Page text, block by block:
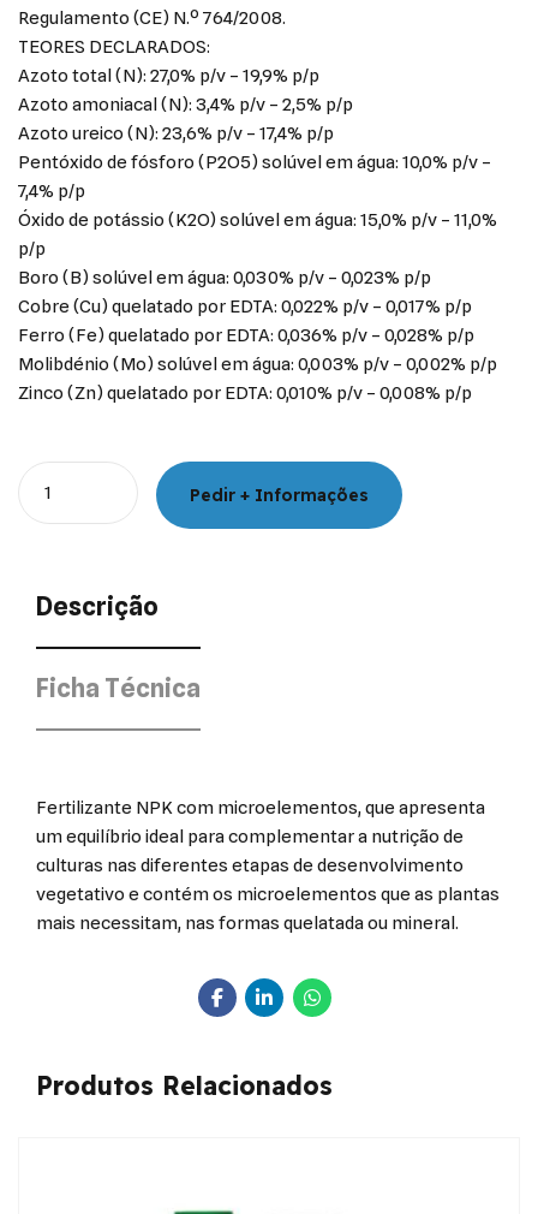
Regulamento (CE) N.º 764/2008.
TEORES DECLARADOS:
Azoto total (N): 27,0% p/v – 19,9% p/p
Azoto amoniacal (N): 3,4% p/v – 2,5% p/p
Azoto ureico (N): 23,6% p/v – 17,4% p/p
Pentóxido de fósforo (P2O5) solúvel em água: 10,0% p/v –
7,4% p/p
Óxido de potássio (K2O) solúvel em água: 15,0% p/v – 11,0%
p/p
Boro (B) solúvel em água: 0,030% p/v – 0,023% p/p
Cobre (Cu) quelatado por EDTA: 0,022% p/v – 0,017% p/p
Ferro (Fe) quelatado por EDTA: 0,036% p/v – 0,028% p/p
Molibdénio (Mo) solúvel em água: 0,003% p/v – 0,002% p/p
Zinco (Zn) quelatado por EDTA: 0,010% p/v – 0,008% p/p
Quantity
Pedir + Informações
Descrição
Ficha Técnica
Fertilizante NPK com microelementos, que apresenta
um equilíbrio ideal para complementar a nutrição de
culturas nas diferentes etapas de desenvolvimento
vegetativo e contém os microelementos que as plantas
mais necessitam, nas formas quelatada ou mineral.
Produtos Relacionados